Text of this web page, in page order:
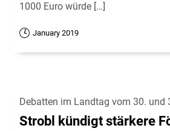
1000 Euro würde […]
January 2019
Debatten im Landtag vom 30. und
Strobl kündigt stärkere